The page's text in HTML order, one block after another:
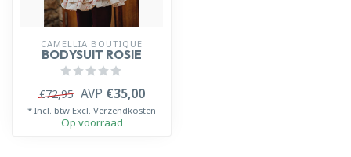
CAMELLIA BOUTIQUE
BODYSUIT ROSIE
€72,95 AVP €35,00
* Incl. btw Excl. Verzendkosten
Op voorraad